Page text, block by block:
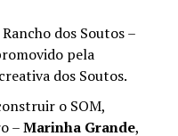
dos Soutos –
pela
dos Soutos.
o SOM,
–Marinha Grande,